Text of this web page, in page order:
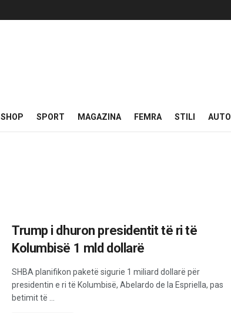
SHOP SPORT MAGAZINA FEMRA STILI AUTO
Trump i dhuron presidentit të ri të
Kolumbisë 1 mld dollarë
SHBA planifikon paketë sigurie 1 miliard dollarë për
presidentin e ri të Kolumbisë, Abelardo de la Espriella, pas
betimit të ...